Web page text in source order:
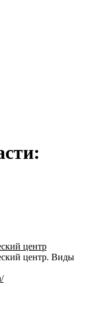
центр
центр. Виды